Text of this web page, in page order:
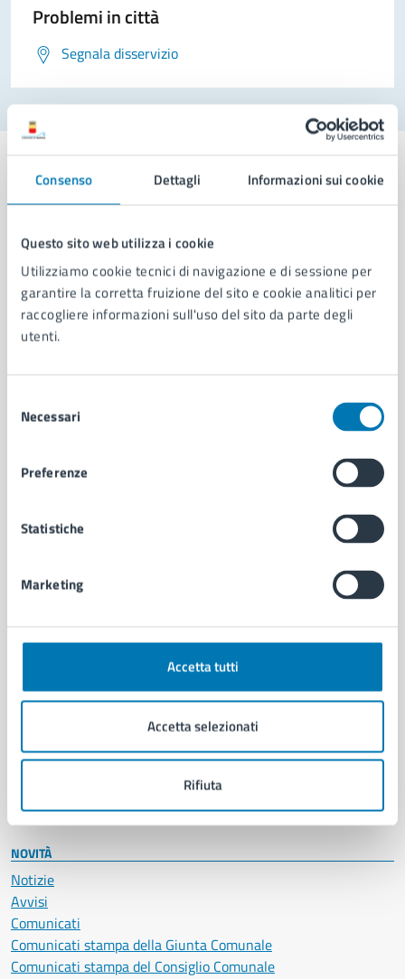
Consenso Dettagli Informazioni sui cookie
Questo sito web utilizza i cookie
Utilizziamo cookie tecnici di navigazione e di sessione per
garantire la corretta fruizione del sito e cookie analitici per
raccogliere informazioni sull'uso del sito da parte degli
utenti.
delNecessari
Preferenze
Statistiche
Marketing
Accetta tutti
Accetta selezionati
Rifiuta
Problemi in città
Segnala disservizio
AMMINISTRAZIONE
Aree amministrative
Organi di governo
Politici
Documenti e dati
Ambiente
Anagrafe e stato civile
Cultura e tempo libero
Giustizia e sicurezza pubblica
Salute, benessere e assistenza
Servizi Cimiteriali
NOVITÀ
Notizie
Avvisi
Comunicati
Comunicati stampa della Giunta Comunale
Comunicati stampa del Consiglio Comunale